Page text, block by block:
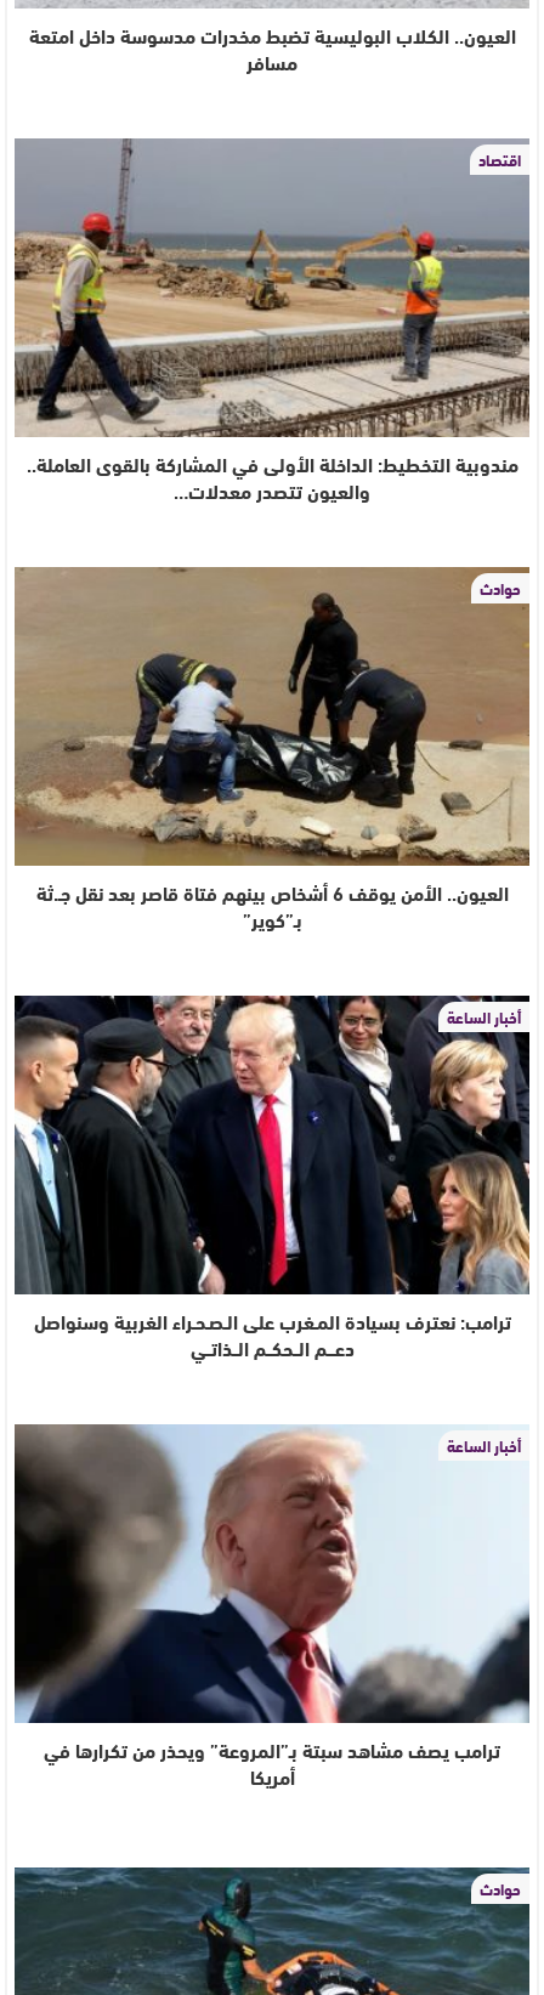
العيون.. الكلاب البوليسية تضبط مخدرات مدسوسة داخل امتعة
مسافر
اقتصاد
مندوبية التخطيط: الداخلة الأولى في المشاركة بالقوى العاملة..
والعيون تتصدر معدلات…
حوادث
العيون.. الأمن يوقف 6 أشخاص بينهم فتاة قاصر بعد نقل جـ.ثة
بـ”كوير”
أخبار الساعة
ترامب: نعترف بسيادة المـغرب على الـصـحـراء الغربية وسنواصل
دعـــم الــحكــم الــذاتــي
أخبار الساعة
ترامب يصف مشاهد سبتة بـ”المروعة” ويحذر من تكرارها في
أمريكا
حوادث